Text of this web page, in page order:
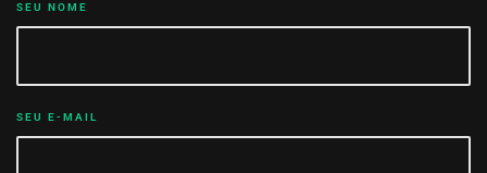
SEU NOME
SEU E-MAIL